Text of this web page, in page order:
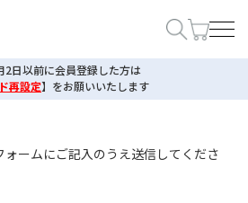
2日以前に会員登録した方は
再設定】 をお願いいたします
ームにご記入のうえ送信してくださ